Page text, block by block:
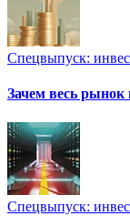
Спецвыпуск:
Зачем весь
Спецвыпуск: